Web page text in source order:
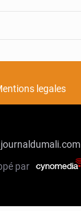
legales
journaldumali.com
par